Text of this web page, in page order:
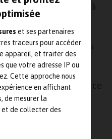
et ses partenaires
traceurs pour accéder
appareil, et traiter des
que votre adresse IP ou
Cette approche nous
en affichant
de mesurer la
et de collecter des
ventes qui s’élèvent à
de 56 % par
enregistrées pour le
ont compté pour 54 %
ventes des
que les services
des taux de croissance
77 % et 51 %.
de l’entreprise que
aussi chargé. Nous avons